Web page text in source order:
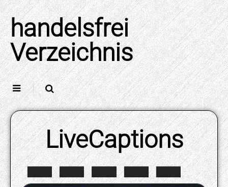
Skip
to
content
handelsfrei
Verzeichnis
LiveCaptions